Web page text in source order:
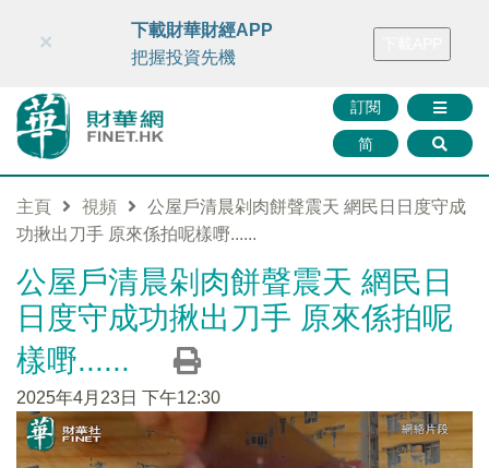
財華智庫網 FINTV FINMETA 財華證券 媒體矩陣
訂閱
简
×
下載財華財經APP
把握投資先機
主頁 視頻
公屋戶清晨剁肉餅聲震天 網民日日度守成
功揪出刀手 原來係拍呢樣嘢......
公屋戶清晨剁肉餅聲震天 網民日
日度守成功揪出刀手 原來係拍呢
樣嘢......
2025年4月23日 下午12:30